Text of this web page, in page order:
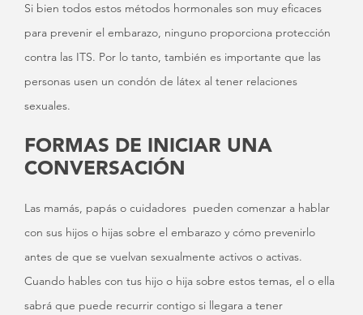
Si bien todos estos métodos hormonales son muy eficaces
para prevenir el embarazo, ninguno proporciona protección
contra las ITS. Por lo tanto, también es importante que las
personas usen un condón de látex al tener relaciones
sexuales.
FORMAS DE INICIAR UNA
CONVERSACIÓN
Las mamás, papás o cuidadores pueden comenzar a hablar
con sus hijos o hijas sobre el embarazo y cómo prevenirlo
antes de que se vuelvan sexualmente activos o activas.
Cuando hables con tus hijo o hija sobre estos temas, el o ella
sabrá que puede recurrir contigo si llegara a tener